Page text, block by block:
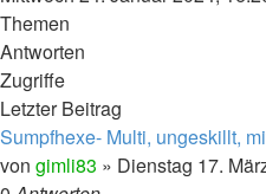
Themen
Antworten
Zugriffe
Letzter Beitrag
Sumpfhexe- Multi, ungeskillt,
von gimli83 » Dienstag 17.